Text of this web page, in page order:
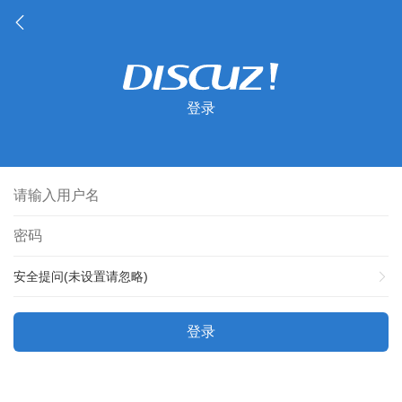
登录
安全提问(未设置请忽略)
登录